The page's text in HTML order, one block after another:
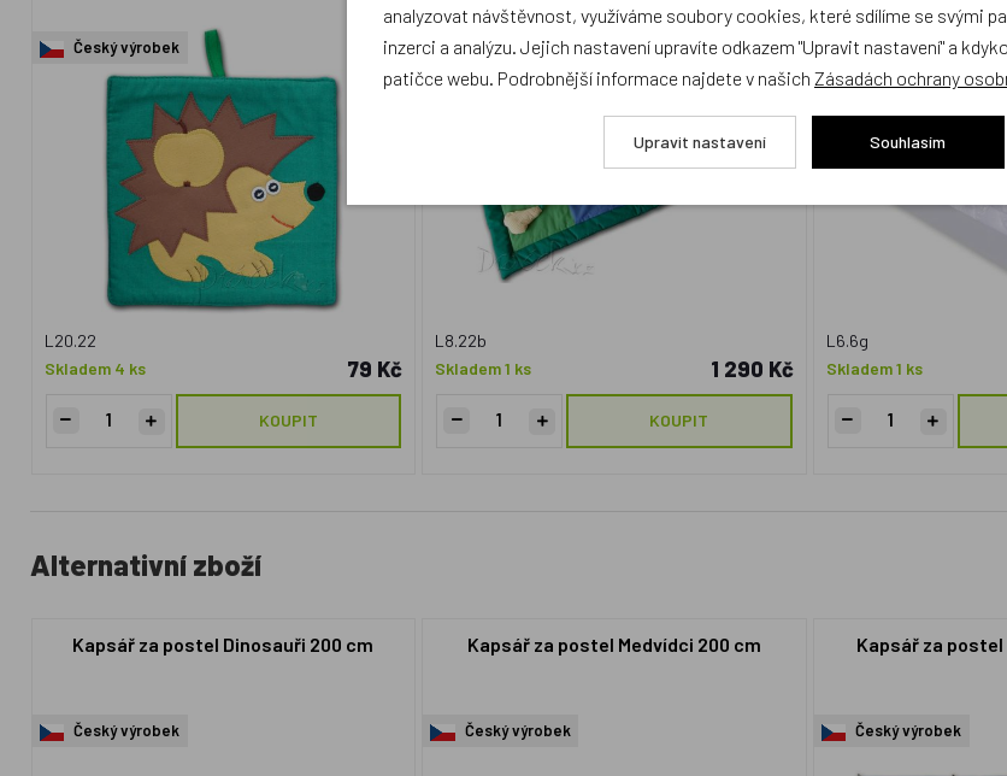
Český výrobek
L20.22
Skladem 4 ks
79 Kč
KOUPIT
Český výrobek
L8.22b
Skladem 1 ks
1 290 Kč
KOUPIT
Doprava zdarma
Český výrobek
L6.6g
Skladem 1 ks
Alternativní zboží
Kapsář za postel Dinosauři 200 cm
Český výrobek
Kapsář za postel Medvídci 200 cm
Český výrobek
Kapsář za postel
Český výrobek
analyzovat návštěvnost, využíváme soubory cookies, které sdílíme se svými
inzerci a analýzu. Jejich nastavení upravíte odkazem "Upravit nastavení" a
patičce webu. Podrobnější informace najdete v našich Zásadách ochrany
Upravit nastavení Souhlasím